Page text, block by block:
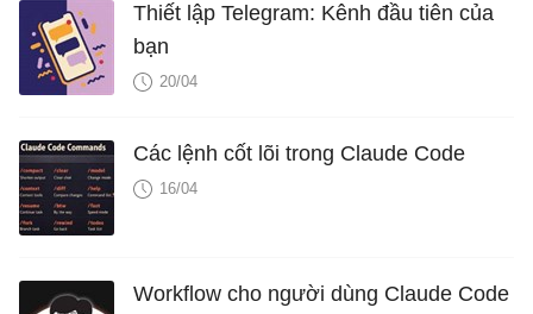
Thiết lập Telegram: Kênh đầu tiên của
bạn
20/04
Các lệnh cốt lõi trong Claude Code
16/04
Workflow cho người dùng Claude Code